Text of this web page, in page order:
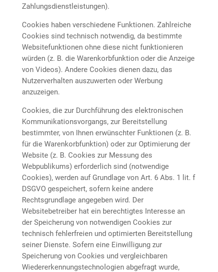
Zahlungsdienstleistungen).
Cookies haben verschiedene Funktionen. Zahlreiche
Cookies sind technisch notwendig, da bestimmte
Websitefunktionen ohne diese nicht funktionieren
würden (z. B. die Warenkorbfunktion oder die Anzeige
von Videos). Andere Cookies dienen dazu, das
Nutzerverhalten auszuwerten oder Werbung
anzuzeigen.
Cookies, die zur Durchführung des elektronischen
Kommunikationsvorgangs, zur Bereitstellung
bestimmter, von Ihnen erwünschter Funktionen (z. B.
für die Warenkorbfunktion) oder zur Optimierung der
Website (z. B. Cookies zur Messung des
Webpublikums) erforderlich sind (notwendige
Cookies), werden auf Grundlage von Art. 6 Abs. 1 lit. f
DSGVO gespeichert, sofern keine andere
Rechtsgrundlage angegeben wird. Der
Websitebetreiber hat ein berechtigtes Interesse an
der Speicherung von notwendigen Cookies zur
technisch fehlerfreien und optimierten Bereitstellung
seiner Dienste. Sofern eine Einwilligung zur
Speicherung von Cookies und vergleichbaren
Wiedererkennungstechnologien abgefragt wurde,